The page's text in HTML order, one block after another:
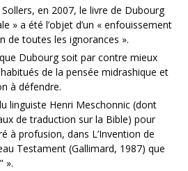
en 2007, le livre de Dubourg
» a été l’objet d’un « enfouissement
de toutes les ignorances ».
Dubourg soit par contre mieux
de la pensée midrashique et
à défendre.
linguiste Henri Meschonnic (dont
de traduction sur la Bible) pour
à profusion, dans L’Invention de
Testament (Gallimard, 1987) que
».